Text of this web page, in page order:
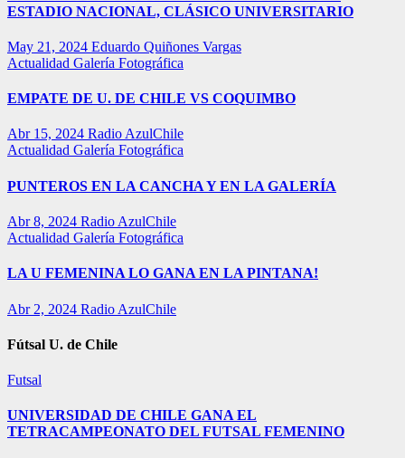
ESTADIO NACIONAL, CLÁSICO UNIVERSITARIO
May 21, 2024 Eduardo Quiñones Vargas
Actualidad Galería Fotográfica
EMPATE DE U. DE CHILE VS COQUIMBO
Abr 15, 2024 Radio AzulChile
Actualidad Galería Fotográfica
PUNTEROS EN LA CANCHA Y EN LA GALERÍA
Abr 8, 2024 Radio AzulChile
Actualidad Galería Fotográfica
LA U FEMENINA LO GANA EN LA PINTANA!
Abr 2, 2024 Radio AzulChile
Fútsal U. de Chile
Futsal
UNIVERSIDAD DE CHILE GANA EL
TETRACAMPEONATO DEL FUTSAL FEMENINO